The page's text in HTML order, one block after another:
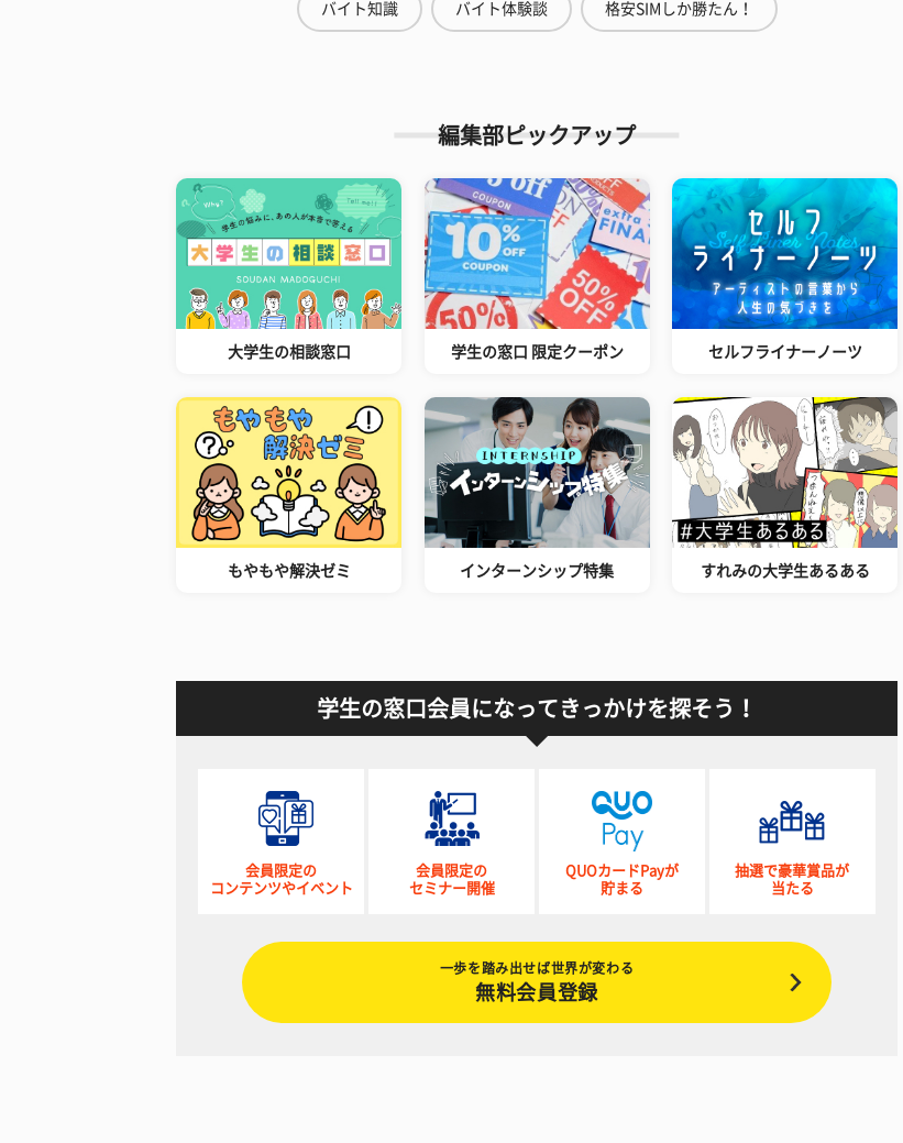
バイト知識 バイト体験談 格安SIMしか勝たん！
編集部ピックアップ
大学生の相談窓口 学生の窓口 限定クーポン セルフライナーノーツ
もやもや解決ゼミ インターンシップ特集 すれみの大学生あるある
学生の窓口会員になってきっかけを探そう！
会員限定の
コンテンツやイベント
会員限定の
セミナー開催
QUOカードPayが
貯まる
抽選で豪華賞品が
当たる
一歩を踏み出せば世界が変わる
無料会員登録